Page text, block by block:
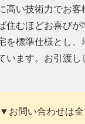
高い技術力でお
住むほどお喜び
を標準仕様とし
います。お引渡
▼お問い合わせは